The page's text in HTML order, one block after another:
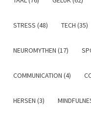
STRESS (48) TECH (35)
NEUROMYTHEN (17)
COMMUNICATION (4)
HERSEN (3)